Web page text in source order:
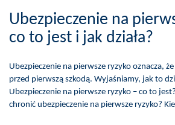
Ubezpieczenie na
co to jest i jak działa?
Ubezpieczenie na pierwsze ryzyko oznacza,
przed pierwszą szkodą. Wyjaśniamy, jak to
Ubezpieczenie na pierwsze ryzyko – co to
chronić ubezpieczenie na pierwsze ryzyko?